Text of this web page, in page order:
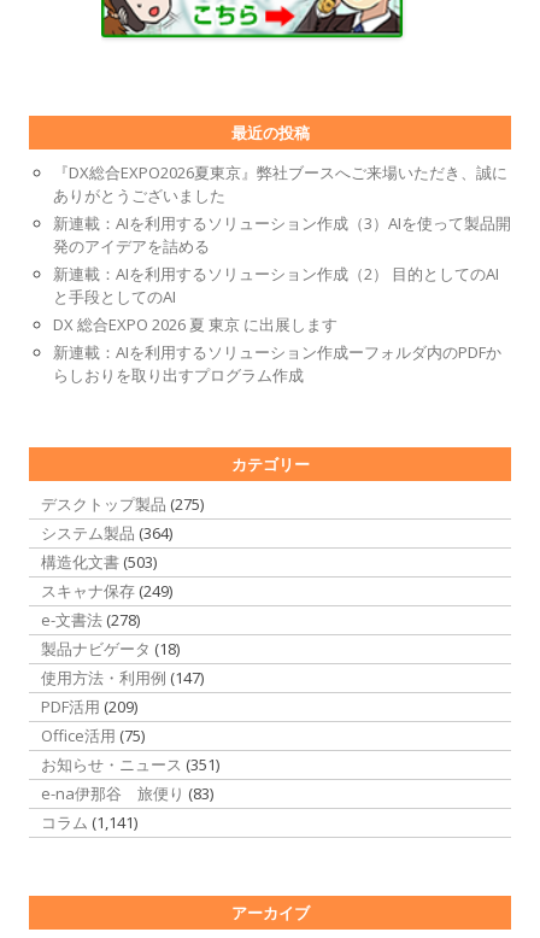
最近の投稿
『DX総合EXPO2026夏東京』弊社ブースへご来場いただき、誠に
ありがとうございました
新連載：AIを利用するソリューション作成（3）AIを使って製品開
発のアイデアを詰める
新連載：AIを利用するソリューション作成（2） 目的としてのAI
と手段としてのAI
DX 総合EXPO 2026 夏 東京 に出展します
新連載：AIを利用するソリューション作成ーフォルダ内のPDFか
らしおりを取り出すプログラム作成
カテゴリー
デスクトップ製品 (275)
システム製品 (364)
構造化文書 (503)
スキャナ保存 (249)
e-文書法 (278)
製品ナビゲータ (18)
使用方法・利用例 (147)
PDF活用 (209)
Office活用 (75)
お知らせ・ニュース (351)
e-na伊那谷 旅便り (83)
コラム (1,141)
アーカイブ